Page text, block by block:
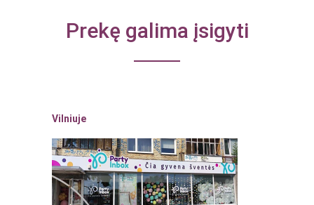
Prekę galima įsigyti
Vilniuje